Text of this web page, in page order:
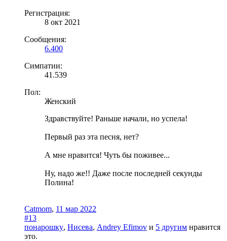
Регистрация:
8 окт 2021
Сообщения:
6.400
Симпатии:
41.539
Пол:
Женский
Здравствуйте! Раньше начали, но успела!
Первый раз эта песня, нет?
А мне нравится! Чуть бы поживее...
Ну, надо же!! Даже после последней секунды
Полина!
Catmom, 11 мар 2022
#13
понарошку, Нисева, Andrey Efimov и 5 другим нравится
это.